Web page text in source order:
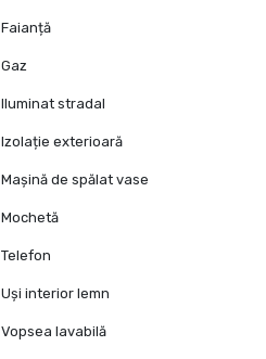
Faianță
Gaz
Iluminat stradal
Izolație exterioară
Mașină de spălat vase
Mochetă
Telefon
Uși interior lemn
Vopsea lavabilă